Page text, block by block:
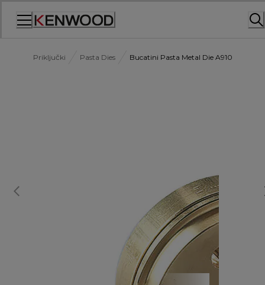
Priključki Pasta Dies Bucatini Pasta Metal Die A910